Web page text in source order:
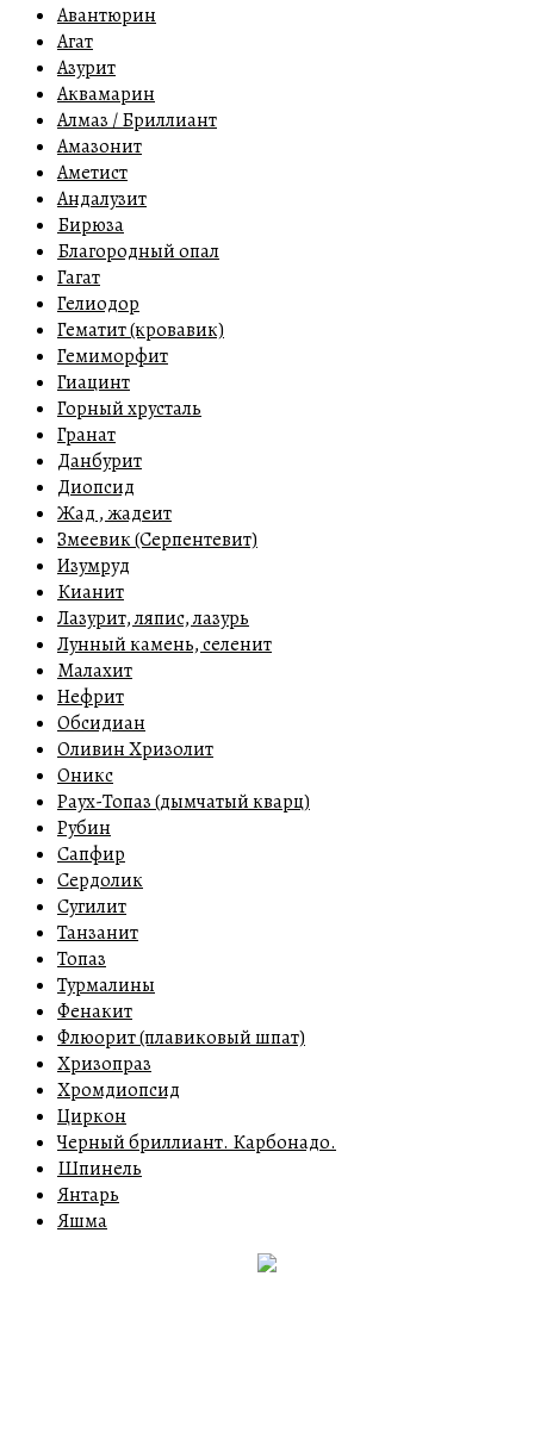
Авантюрин
Агат
Азурит
Аквамарин
Алмаз / Бриллиант
Амазонит
Аметист
Андалузит
Бирюза
Благородный опал
Гагат
Гелиодор
Гематит (кровавик)
Гемиморфит
Гиацинт
Горный хрусталь
Гранат
Данбурит
Диопсид
Жад , жадеит
Змеевик (Серпентевит)
Изумруд
Кианит
Лазурит, ляпис, лазурь
Лунный камень, селенит
Малахит
Нефрит
Обсидиан
Оливин Хризолит
Оникс
Раух-Топаз (дымчатый кварц)
Рубин
Сапфир
Сердолик
Сугилит
Танзанит
Топаз
Турмалины
Фенакит
Флюорит (плавиковый шпат)
Хризопраз
Хромдиопсид
Циркон
Черный бриллиант. Карбонадо.
Шпинель
Янтарь
Яшма